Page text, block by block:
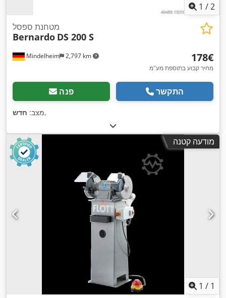
1 /2
Mindelheim 2,797 km
מטחנת ספסל
Bernardo DS 200 S
‏178 ‏€
מחיר קבוע בתוספת מע"מ
פנה התקשר
מצב: חדש ,
מודעה קטנה
1 / 1